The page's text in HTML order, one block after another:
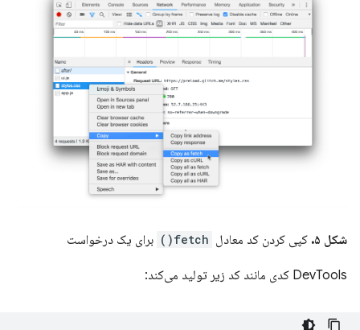
شکل ۵. کپی کردن کد معادل fetch() برای یک درخواست
DevTools کدی مانند کد زیر تولید می‌کند: